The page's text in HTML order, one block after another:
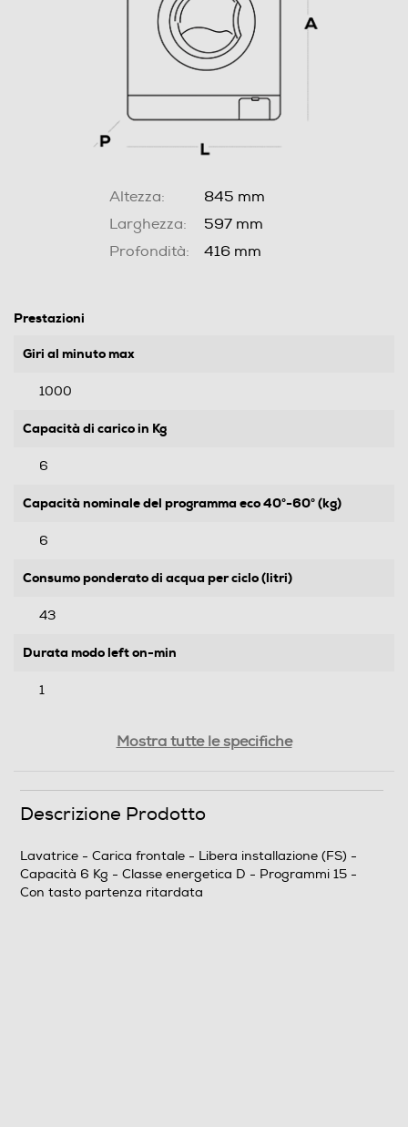
Altezza:
845 mm
Larghezza:
597 mm
Profondità:
416 mm
Prestazioni
Giri al minuto max
1000
Capacità di carico in Kg
6
Capacità nominale del programma eco 40°-60° (kg)
6
Consumo ponderato di acqua per ciclo (litri)
43
Durata modo left on-min
1
(ore,min)
3
Mostra tutte le specifiche
Descrizione Prodotto
Lavatrice - Carica frontale - Libera installazione (FS) -
Capacità 6 Kg - Classe energetica D - Programmi 15 -
Con tasto partenza ritardata